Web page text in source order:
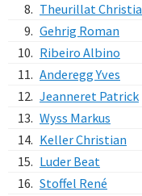
8. Theurillat
9. Gehrig Roman
10. Ribeiro Albino
11. Anderegg Yves
12. Jeanneret Patrick
13. Wyss Markus
14. Keller Christian
15. Luder Beat
16. Stoffel René